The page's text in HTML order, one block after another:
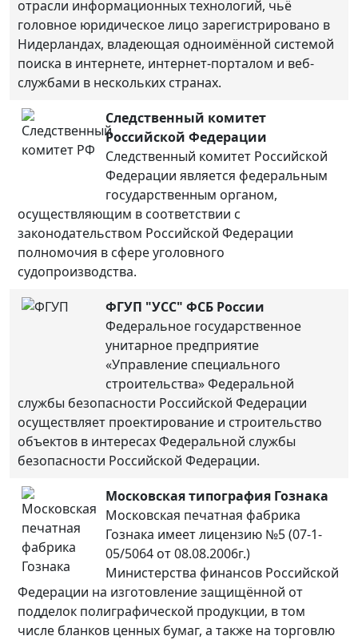
отрасли информационных технологий, чьё
головное юридическое лицо зарегистрировано в
Нидерландах, владеющая одноимённой системой
поиска в интернете, интернет-порталом и веб-
службами в нескольких странах.
Следственный комитет
Российской Федерации
Следственный комитет Российской
Федерации является федеральным
государственным органом,
осуществляющим в соответствии с
законодательством Российской Федерации
полномочия в сфере уголовного
судопроизводства.
ФГУП "УСС" ФСБ России
Федеральное государственное
унитарное предприятие
«Управление специального
строительства» Федеральной
службы безопасности Российской Федерации
осуществляет проектирование и строительство
объектов в интересах Федеральной службы
безопасности Российской Федерации.
Московская типография Гознака
Московская печатная фабрика
Гознака имеет лицензию №5 (07-1-
05/5064 от 08.08.2006г.)
Министерства финансов Российской
Федерации на изготовление защищённой от
подделок полиграфической продукции, в том
числе бланков ценных бумаг, а также на торговлю